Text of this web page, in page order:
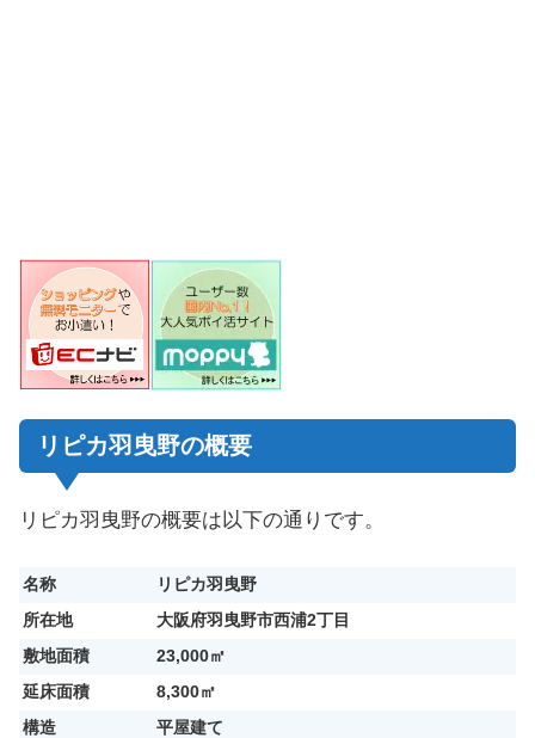
リピカ羽曳野の概要
リピカ羽曳野の概要は以下の通りです。
名称
リピカ羽曳野
所在地
大阪府羽曳野市西浦2丁目
敷地面積
23,000㎡
延床面積
8,300㎡
構造
平屋建て